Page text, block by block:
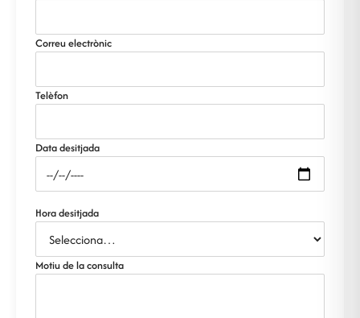
Correu electrònic
Telèfon
Data desitjada
Hora desitjada
Motiu de la consulta